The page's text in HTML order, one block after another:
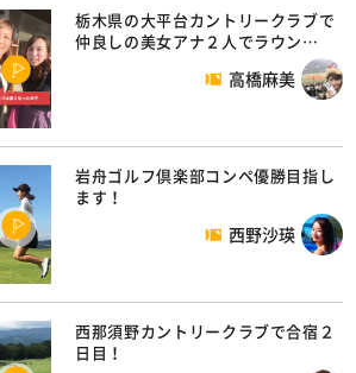
栃木県の大平台カントリークラブで
仲良しの美女アナ２人でラウン…
高橋麻美
岩舟ゴルフ倶楽部コンペ優勝目指し
ます！
西野沙瑛
西那須野カントリークラブで合宿２
日目！